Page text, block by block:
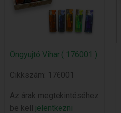
Öngyujtó Vihar ( 176001 )
Cikkszám: 176001
Az árak megtekintéséhez
be kell jelentkezni